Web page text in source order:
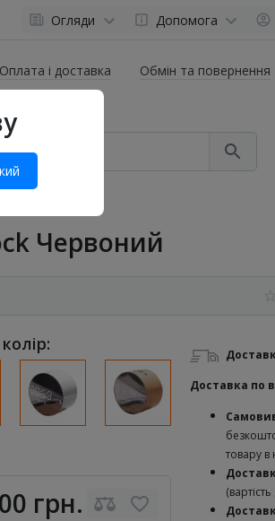
Огляди Допомога
Оплата і доставка Обмін та повернення
Червоний
грн.
Доставка по
товару в